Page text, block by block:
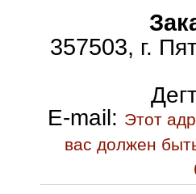
357503, г.
E-mail : Этот
вас должен